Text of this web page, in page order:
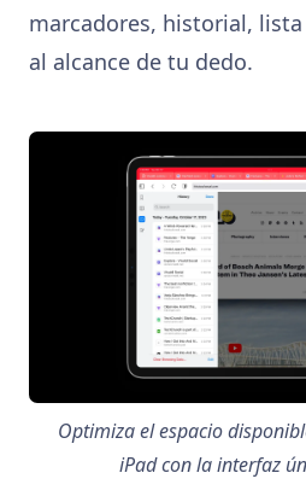
marcadores, historial,
al alcance de tu dedo.
Optimiza el espacio
iPad con la interfaz